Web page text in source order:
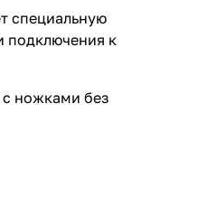
специальную
подключения к
ножками без